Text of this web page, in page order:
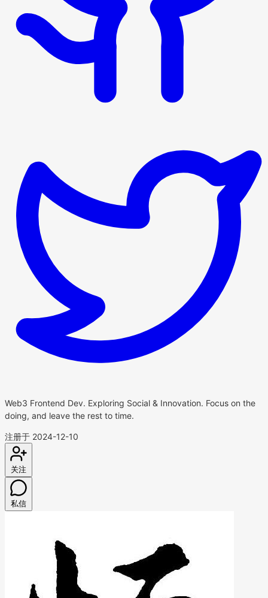
Web3 Frontend Dev. Exploring Social & Innovation. Focus on the
doing, and leave the rest to time.
注册于 2024-12-10
关注
私信